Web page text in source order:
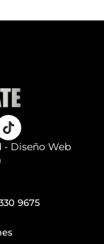
Diseño Web
9675